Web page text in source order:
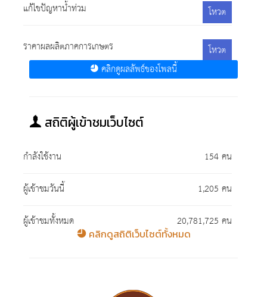
แก้ไขปัญหาน้ำท่วม โหวต
ราคาผลผลิตภาคการเกษตร
โหวต
คลิกดูผลลัพธ์ของโพลนี้
สถิติผู้เข้าชมเว็บไซต์
กำลังใช้งาน
154 คน
ผู้เข้าชมวันนี้
1,205 คน
ผู้เข้าชมทั้งหมด
20,781,725 คน
คลิกดูสถิติเว็บไซต์ทั้งหมด